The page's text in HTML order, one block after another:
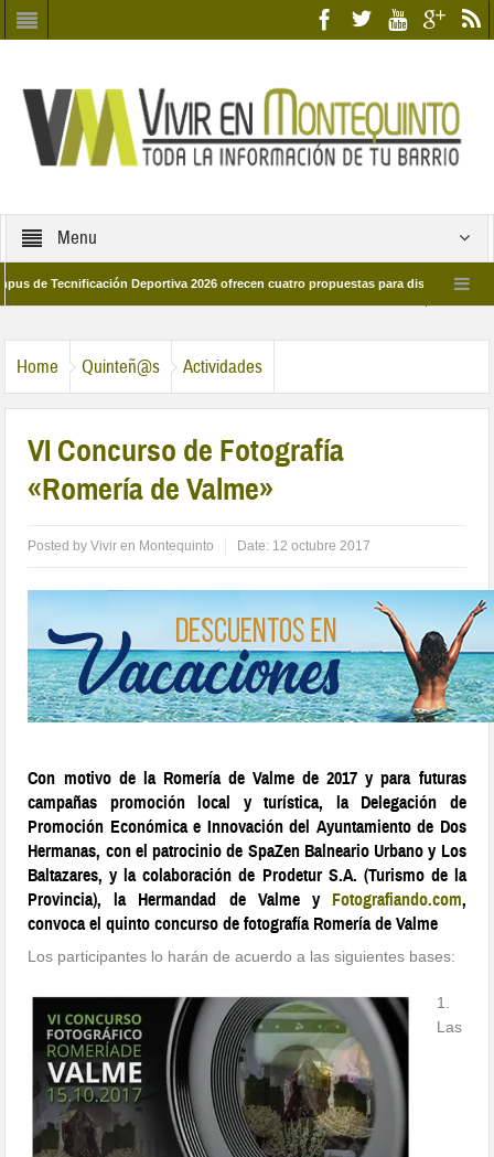
Menu
Tecnificación Deportiva 2026 ofrecen cuatro propuestas para disfrutar del deporte
Home Quinteñ@s Actividades
VI Concurso de Fotografía
«Romería de Valme»
Posted byVivir en Montequinto Date: 12 octubre 2017
Con motivo de la Romería de Valme de 2017 y para futuras
campañas promoción local y turística, la Delegación de
Promoción Económica e Innovación del Ayuntamiento de Dos
Hermanas, con el patrocinio de SpaZen Balneario Urbano y Los
Baltazares, y la colaboración de Prodetur S.A. (Turismo de la
Provincia), la Hermandad de Valme y Fotografiando.com,
convoca el quinto concurso de fotografía Romería de Valme
Los participantes lo harán de acuerdo a las siguientes bases:
1.
Las